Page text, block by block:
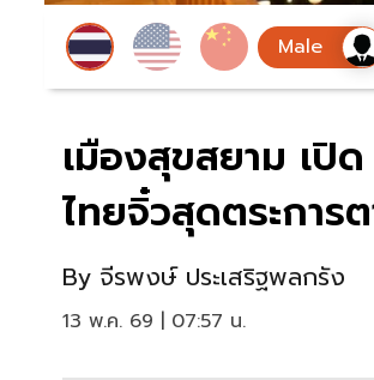
เมืองสุขสยาม เปิ
ไทยจิ๋วสุดตระการ
By จีรพงษ์ ประเสริฐพลกรัง
13 พ.ค. 69 | 07:57 น.